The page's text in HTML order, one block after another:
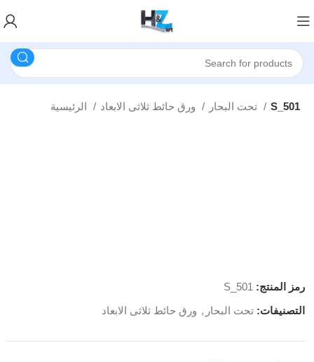
تحت البحار S_501
رمز المنتج: S_501
التصنيفات: تحت البحار , ورق حائط ثلاثى الابعاد